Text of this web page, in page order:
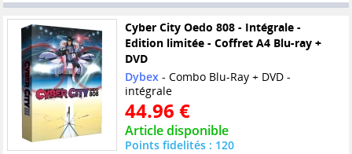
Cyber City Oedo 808 - Intégrale -
Edition limitée - Coffret A4 Blu-ray +
DVD
Dybex- Combo Blu-Ray + DVD -
intégrale
44.96 €
Article disponible
Points fidelités : 120